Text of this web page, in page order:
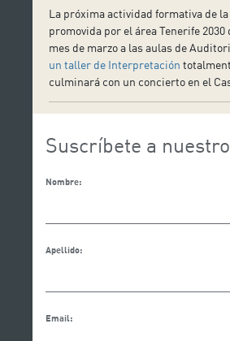
La próxima actividad formativa de la
promovida por el área Tenerife
mes de marzo a las aulas de
un taller de Interpretación
culminará con un concierto en el
Suscríbete a
Nombre:
Apellido:
Email: